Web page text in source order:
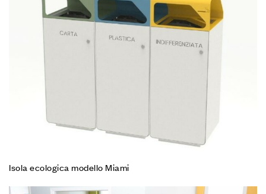
Isola ecologica modello Miami